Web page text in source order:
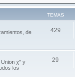
TEMAS
de
429
χ" y
los
29